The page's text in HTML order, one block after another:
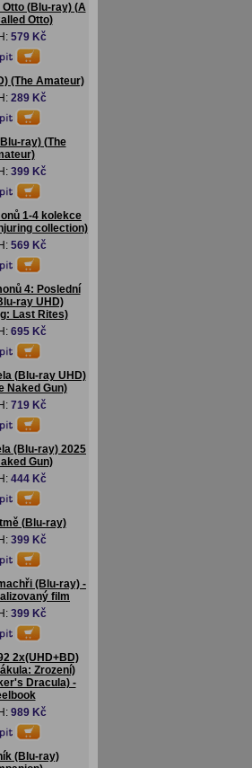
Otto (Blu-ray) (A
Otto)
579 Kč
(The Amateur)
289 Kč
ray) (The
399 Kč
1-4 kolekce
collection)
569 Kč
4: Poslední
ray UHD)
Last Rites)
695 Kč
(Blu-ray UHD)
Naked Gun)
719 Kč
(Blu-ray) 2025
Gun)
444 Kč
(Blu-ray)
399 Kč
(Blu-ray) -
film
399 Kč
2x(UHD+BD)
Zrození)
Dracula) -
989 Kč
(Blu-ray)